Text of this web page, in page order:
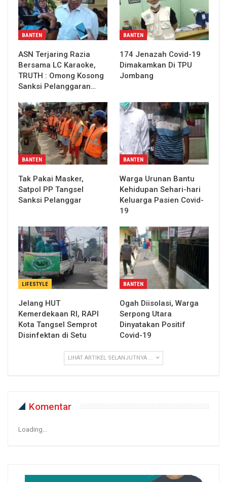
BANTEN
ASN Terjaring Razia
Bersama LC Karaoke,
TRUTH : Omong Kosong
Sanksi Pelanggaran…
BANTEN
174 Jenazah Covid-19
Dimakamkan Di TPU
Jombang
BANTEN
Tak Pakai Masker,
Satpol PP Tangsel
Sanksi Pelanggar
BANTEN
Warga Urunan Bantu
Kehidupan Sehari-hari
Keluarga Pasien Covid-
19
LIFESTYLE
Jelang HUT
Kemerdekaan RI, RAPI
Kota Tangsel Semprot
Disinfektan di Setu
BANTEN
Ogah Diisolasi, Warga
Serpong Utara
Dinyatakan Positif
Covid-19
LIHAT ARTIKEL SELANJUTNYA ...
Komentar
Loading...